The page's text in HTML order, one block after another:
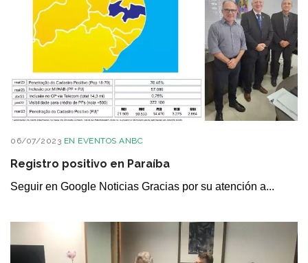
06/07/2023 EN EVENTOS ANBC
Registro positivo en Paraíba
Seguir en Google Noticias Gracias por su atención a...